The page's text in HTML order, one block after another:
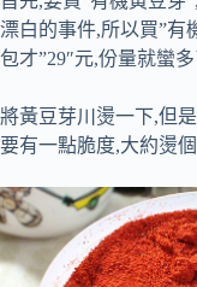
漂白的事件,所以買”有
包才”29″元,份量就蠻
將黃豆芽川燙一下,但
要有一點脆度,大約燙